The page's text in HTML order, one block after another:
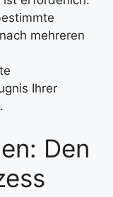
mehreren
Ihrer
Den